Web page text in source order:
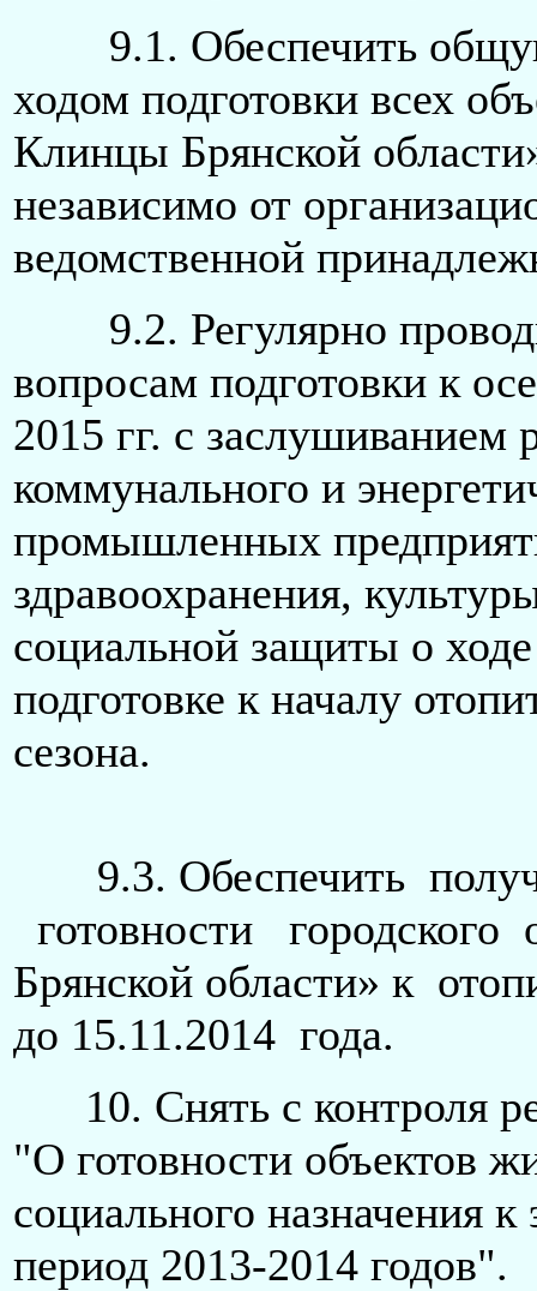
9.1. Обеспечить общую
ходом подготовки всех
Клинцы Брянской
независимо от
ведомственной
9.2. Регулярно
вопросам подготовки к
2015 гг. с
коммунального и
промышленных
здравоохранения,
социальной защиты о
подготовке к началу
9.3. Обеспечить
готовности
Брянской области» к
до 15.11.2014 года.
10. Снять с контроля
"О готовности объектов
социального назначения
период 2013-2014 годов".